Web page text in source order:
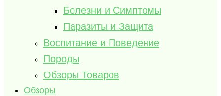
Болезни и Симптомы
Паразиты и Защита
Воспитание и Поведение
Породы
Обзоры Товаров
Обзоры